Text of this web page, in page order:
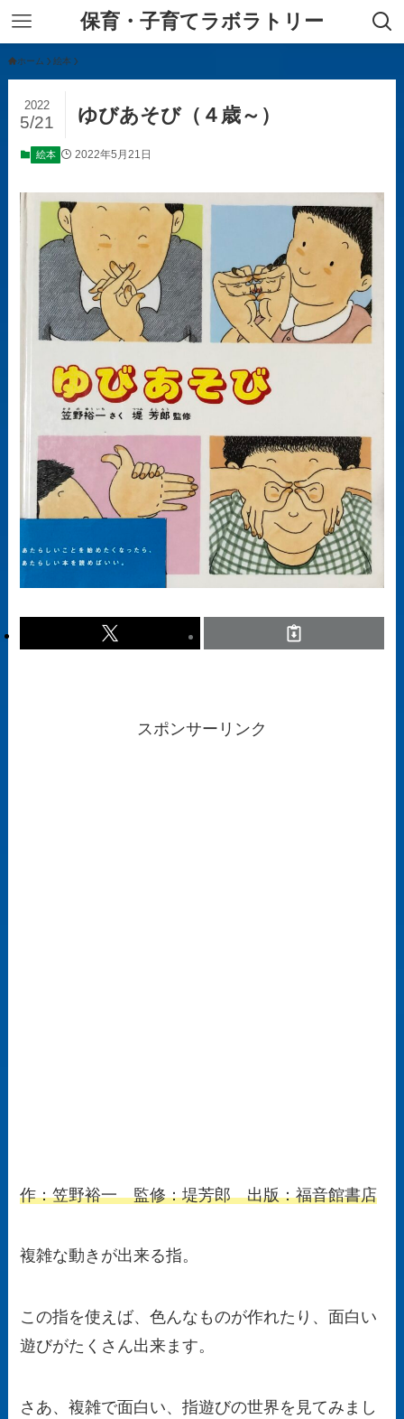
保育・子育てラボラトリー
ホーム 絵本
ゆびあそび（４歳～）
2022
5/21
絵本 2022年5月21日
スポンサーリンク
作：笠野裕一 監修：堤芳郎 出版：福音館書店
複雑な動きが出来る指。
この指を使えば、色んなものが作れたり、面白い
遊びがたくさん出来ます。
さあ、複雑で面白い、指遊びの世界を見てみまし